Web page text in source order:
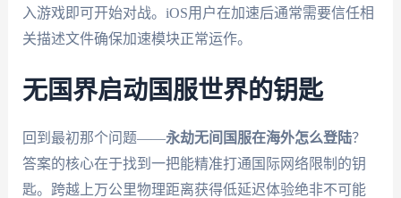
入游戏即可开始对战。iOS用户在加速后通常需要信任相
关描述文件确保加速模块正常运作。
无国界启动国服世界的钥匙
回到最初那个问题——永劫无间国服在海外怎么登陆？
答案的核心在于找到一把能精准打通国际网络限制的钥
匙。跨越上万公里物理距离获得低延迟体验绝非不可能